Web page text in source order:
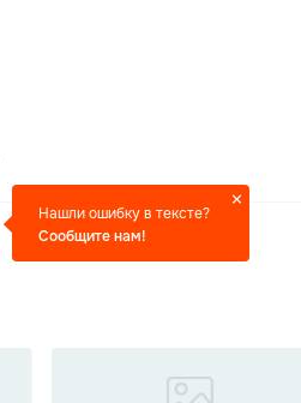
Нашли ошибку в тексте?
Сообщите нам!